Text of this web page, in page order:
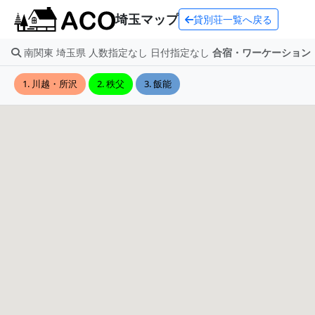
埼玉マップ 貸別荘一覧へ戻る
南関東 埼玉県 人数指定なし 日付指定なし 合宿・ワーケーション
1. 川越・所沢 2. 秩父 3. 飯能